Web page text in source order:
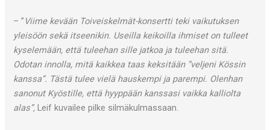
– ” Viime kevään Toiveiskelmät-konsertti teki vaikutuksen
yleisöön sekä itseenikin. Useilla keikoilla ihmiset on tulleet
kyselemään, että tuleehan sille jatkoa ja tuleehan sitä.
Odotan innolla, mitä kaikkea taas keksitään ”veljeni Kössin
kanssa”. Tästä tulee vielä hauskempi ja parempi. Olenhan
sanonut Kyöstille, että hyyppään kanssasi vaikka kalliolta
alas”, Leif kuvailee pilke silmäkulmassaan.